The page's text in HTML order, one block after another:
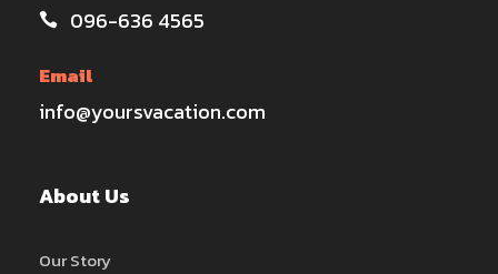
096-636 4565
Email
info@yoursvacation.com
About Us
Our Story